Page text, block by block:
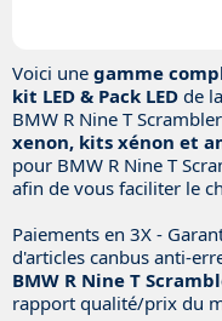
Voici une gamme
kit LED & Pack LED de
BMW R Nine T
xenon, kits xénon et
pour BMW R Nine T
afin de vous faciliter le
Paiements en 3X -
d'articles canbus anti-
BMW R Nine T
rapport qualité/prix du